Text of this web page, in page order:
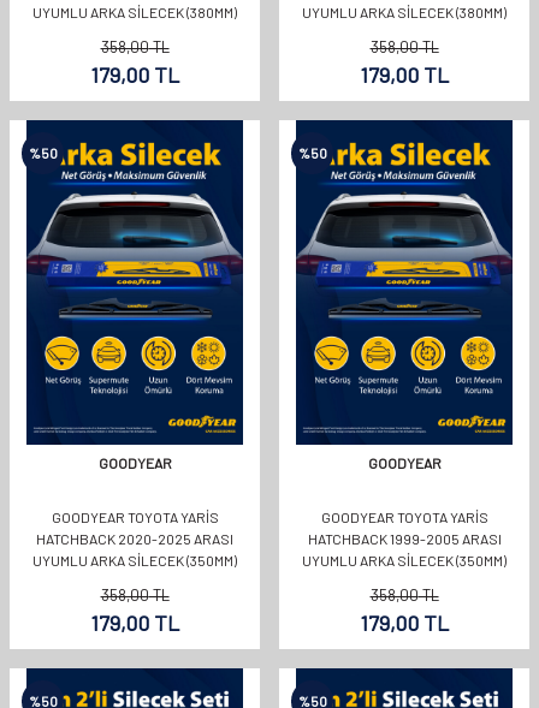
UYUMLU ARKA SILECEK (380MM)
358,00TL
179,00 TL
UYUMLU ARKA SILECEK (380MM)
358,00TL
179,00 TL
%50
GOODYEAR
GOODYEAR TOYOTA YARIS
HATCHBACK 2020-2025 ARASI
UYUMLU ARKA SILECEK (350MM)
358,00TL
179,00 TL
%50
GOODYEAR
GOODYEAR TOYOTA YARIS
HATCHBACK 1999-2005 ARASI
UYUMLU ARKA SILECEK (350MM)
358,00TL
179,00 TL
%50 %50